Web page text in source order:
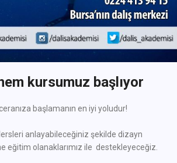
kursumuz başlıyor
başlamanın en iyi yoludur!
anlayabileceğiniz şekilde dizayn
eğitim olanaklarımız ile destekleyeceğiz.